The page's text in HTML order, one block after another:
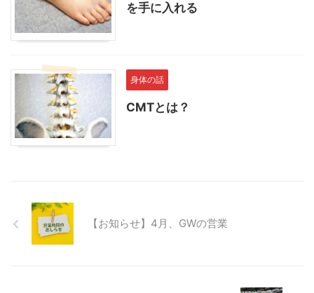
を手に入れる
身体の話
CMTとは？
【お知らせ】4月、GWの営業